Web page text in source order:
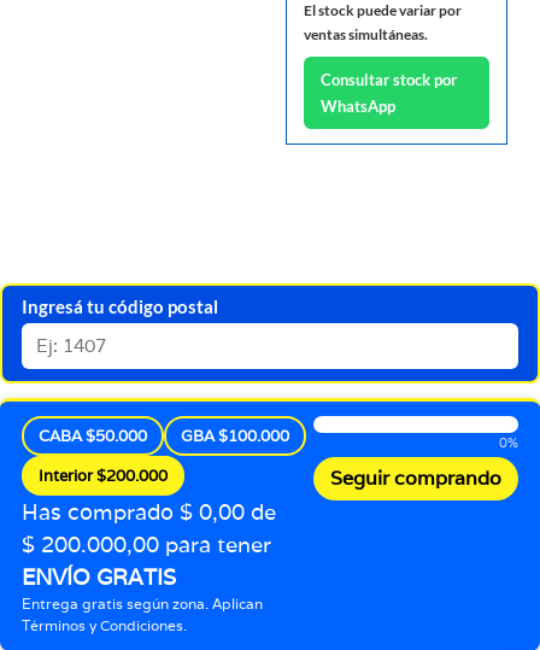
El stock puede variar por
ventas simultáneas.
Consultar stock por
WhatsApp
Ingresá tu código postal
CABA $50.000
GBA $100.000
Interior $200.000
Has comprado $ 0,00 de
$ 200.000,00 para tener
ENVÍO GRATIS
Entrega gratis según zona. Aplican
Términos y Condiciones.
0%
Seguir comprando